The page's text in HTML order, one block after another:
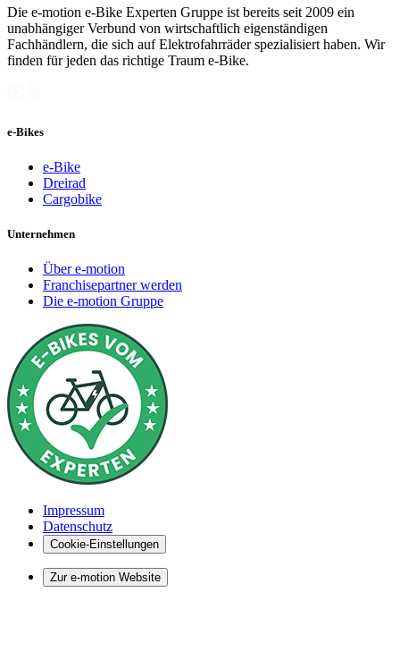
Die e-motion e-Bike Experten Gruppe ist bereits seit 2009 ein
unabhängiger Verbund von wirtschaftlich eigenständigen
Fachhändlern, die sich auf Elektrofahrräder spezialisiert haben. Wir
finden für jeden das richtige Traum e-Bike.
e-Bikes
e-Bike
Dreirad
Cargobike
Unternehmen
Über e-motion
Franchisepartner werden
Die e-motion Gruppe
Impressum
Datenschutz
Cookie-Einstellungen
Zur e-motion Website